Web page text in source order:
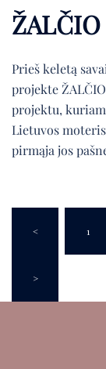
Prieš keletą
projekte
projektu,
Lietuvos
pirmąja jos
< 1
>